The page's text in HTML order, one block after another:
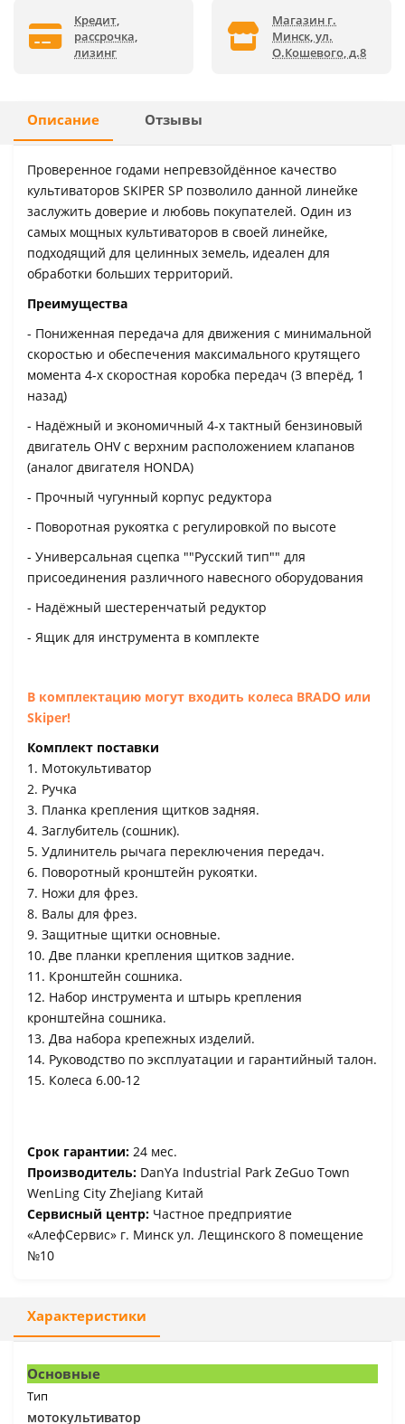
Кредит,
рассрочка,
лизинг
Магазин г.
Минск, ул.
О.Кошевого, д.8
Описание Отзывы
Проверенное годами непревзойдённое качество
культиваторов SKIPER SP позволило данной линейке
заслужить доверие и любовь покупателей. Один из
самых мощных культиваторов в своей линейке,
подходящий для целинных земель, идеален для
обработки больших территорий.
Преимущества
- Пониженная передача для движения с минимальной
скоростью и обеспечения максимального крутящего
момента 4-х скоростная коробка передач (3 вперёд, 1
назад)
- Надёжный и экономичный 4-х тактный бензиновый
двигатель OHV с верхним расположением клапанов
(аналог двигателя HONDA)
- Прочный чугунный корпус редуктора
- Поворотная рукоятка с регулировкой по высоте
- Универсальная сцепка ""Русский тип"" для
присоединения различного навесного оборудования
- Надёжный шестеренчатый редуктор
- Ящик для инструмента в комплекте
В комплектацию могут входить колеса BRADO или
Skiper!
Комплект поставки
1. Мотокультиватор
2. Ручка
3. Планка крепления щитков задняя.
4. Заглубитель (сошник).
5. Удлинитель рычага переключения передач.
6. Поворотный кронштейн рукоятки.
7. Ножи для фрез.
8. Валы для фрез.
9. Защитные щитки основные.
10. Две планки крепления щитков задние.
11. Кронштейн сошника.
12. Набор инструмента и штырь крепления
кронштейна сошника.
13. Два набора крепежных изделий.
14. Руководство по эксплуатации и гарантийный талон.
15. Колеса 6.00-12
Срок гарантии: 24 мес.
Производитель: DanYa Industrial Park ZeGuo Town
WenLing City ZheJiang Китай
Сервисный центр: Частное предприятие
«АлефСервис» г. Минск ул. Лещинского 8 помещение
№10
Характеристики
Основные
Тип
мотокультиватор